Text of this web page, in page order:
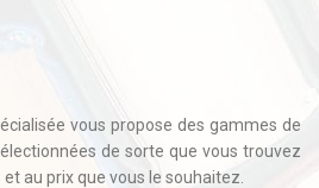
vous propose des gammes de
de sorte que vous trouvez
au prix que vous le souhaitez.